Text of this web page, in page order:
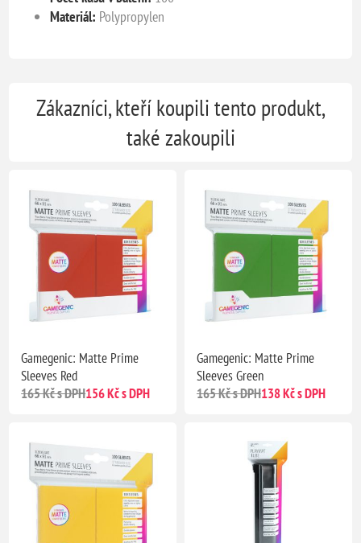
Materiál: Polypropylen
Zákazníci, kteří koupili tento produkt,
také zakoupili
Gamegenic: Matte Prime
Sleeves Red
165 Kč s DPH156 Kč s DPH
Gamegenic: Matte Prime
Sleeves Green
165 Kč s DPH138 Kč s DPH